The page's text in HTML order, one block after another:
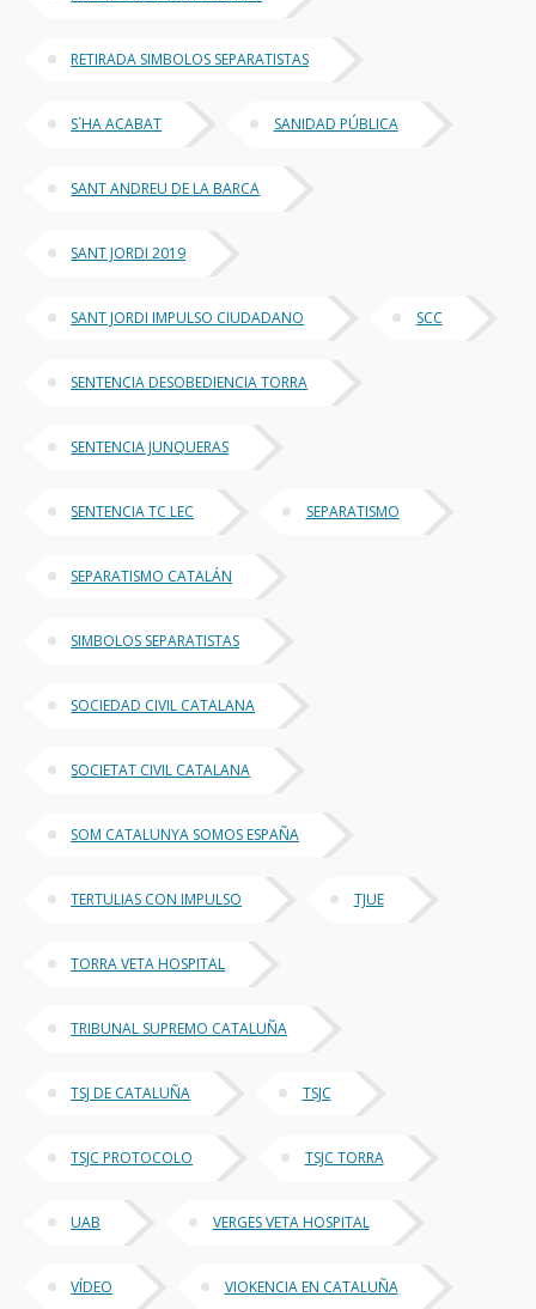
RETIRADA SIMBOLOS SEPARATISTAS
S´HA ACABAT SANIDAD PÚBLICA
SANT ANDREU DE LA BARCA
SANT JORDI 2019
SANT JORDI IMPULSO CIUDADANO SCC
SENTENCIA DESOBEDIENCIA TORRA
SENTENCIA JUNQUERAS
SENTENCIA TC LEC SEPARATISMO
SEPARATISMO CATALÁN
SIMBOLOS SEPARATISTAS
SOCIEDAD CIVIL CATALANA
SOCIETAT CIVIL CATALANA
SOM CATALUNYA SOMOS ESPAÑA
TERTULIAS CON IMPULSO TJUE
TORRA VETA HOSPITAL
TRIBUNAL SUPREMO CATALUÑA
TSJ DE CATALUÑA TSJC
TSJC PROTOCOLO TSJC TORRA
UAB VERGES VETA HOSPITAL
VÍDEO VIOKENCIA EN CATALUÑA